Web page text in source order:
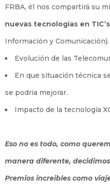
FRBA, él nos compartirá su
nuevas tecnologías en TIC’s
Información y Comunicación).
Evolución de las
En que situación técnica
se podria mejorar.
Impacto de la tecnología
Eso no es todo, como
manera diferente,
Premios increibles como